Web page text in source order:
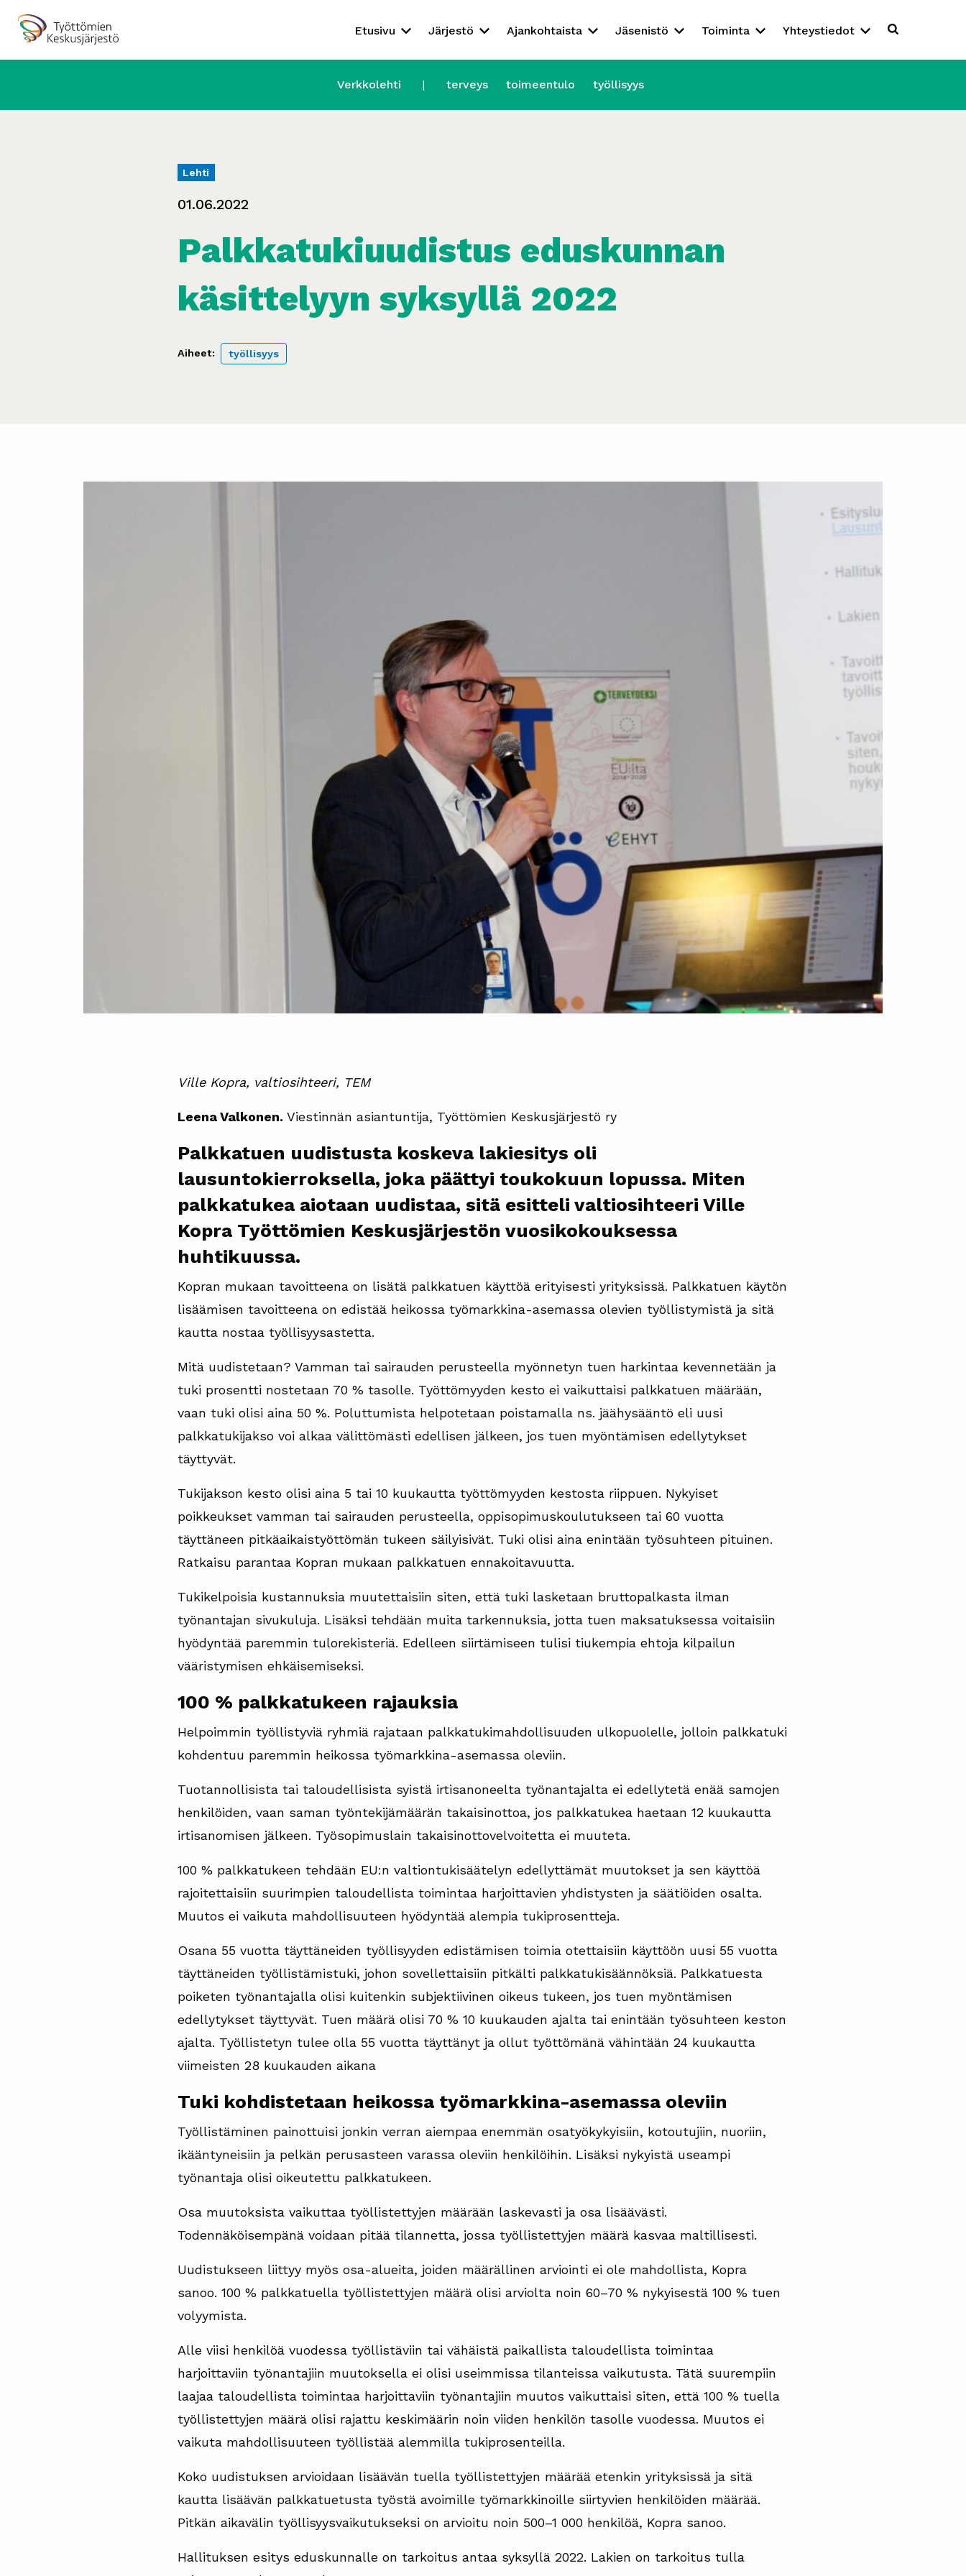
Etusivu Järjestö Ajankohtaista Jäsenistö Toiminta Yhteystiedot
Verkkolehti terveys toimeentulo työllisyys
Lehti
01.06.2022
Palkkatukiuudistus eduskunnan
käsittelyyn syksyllä 2022
Aiheet: työllisyys
Ville Kopra, valtiosihteeri, TEM
Leena Valkonen. Viestinnän asiantuntija, Työttömien Keskusjärjestö ry
Palkkatuen uudistusta koskeva lakiesitys oli
lausuntokierroksella, joka päättyi toukokuun lopussa. Miten
palkkatukea aiotaan uudistaa, sitä esitteli valtiosihteeri Ville
Kopra Työttömien Keskusjärjestön vuosikokouksessa
huhtikuussa.
Kopran mukaan tavoitteena on lisätä palkkatuen käyttöä erityisesti yrityksissä. Palkkatuen käytön
lisäämisen tavoitteena on edistää heikossa työmarkkina-asemassa olevien työllistymistä ja sitä
kautta nostaa työllisyysastetta.
Mitä uudistetaan? Vamman tai sairauden perusteella myönnetyn tuen harkintaa kevennetään ja
tuki prosentti nostetaan 70 % tasolle. Työttömyyden kesto ei vaikuttaisi palkkatuen määrään,
vaan tuki olisi aina 50 %. Poluttumista helpotetaan poistamalla ns. jäähysääntö eli uusi
palkkatukijakso voi alkaa välittömästi edellisen jälkeen, jos tuen myöntämisen edellytykset
täyttyvät.
Tukijakson kesto olisi aina 5 tai 10 kuukautta työttömyyden kestosta riippuen. Nykyiset
poikkeukset vamman tai sairauden perusteella, oppisopimuskoulutukseen tai 60 vuotta
täyttäneen pitkäaikaistyöttömän tukeen säilyisivät. Tuki olisi aina enintään työsuhteen pituinen.
Ratkaisu parantaa Kopran mukaan palkkatuen ennakoitavuutta.
Tukikelpoisia kustannuksia muutettaisiin siten, että tuki lasketaan bruttopalkasta ilman
työnantajan sivukuluja. Lisäksi tehdään muita tarkennuksia, jotta tuen maksatuksessa voitaisiin
hyödyntää paremmin tulorekisteriä. Edelleen siirtämiseen tulisi tiukempia ehtoja kilpailun
vääristymisen ehkäisemiseksi.
100 % palkkatukeen rajauksia
Helpoimmin työllistyviä ryhmiä rajataan palkkatukimahdollisuuden ulkopuolelle, jolloin palkkatuki
kohdentuu paremmin heikossa työmarkkina-asemassa oleviin.
Tuotannollisista tai taloudellisista syistä irtisanoneelta työnantajalta ei edellytetä enää samojen
henkilöiden, vaan saman työntekijämäärän takaisinottoa, jos palkkatukea haetaan 12 kuukautta
irtisanomisen jälkeen. Työsopimuslain takaisinottovelvoitetta ei muuteta.
100 % palkkatukeen tehdään EU:n valtiontukisäätelyn edellyttämät muutokset ja sen käyttöä
rajoitettaisiin suurimpien taloudellista toimintaa harjoittavien yhdistysten ja säätiöiden osalta.
Muutos ei vaikuta mahdollisuuteen hyödyntää alempia tukiprosentteja.
Osana 55 vuotta täyttäneiden työllisyyden edistämisen toimia otettaisiin käyttöön uusi 55 vuotta
täyttäneiden työllistämistuki, johon sovellettaisiin pitkälti palkkatukisäännöksiä. Palkkatuesta
poiketen työnantajalla olisi kuitenkin subjektiivinen oikeus tukeen, jos tuen myöntämisen
edellytykset täyttyvät. Tuen määrä olisi 70 % 10 kuukauden ajalta tai enintään työsuhteen keston
ajalta. Työllistetyn tulee olla 55 vuotta täyttänyt ja ollut työttömänä vähintään 24 kuukautta
viimeisten 28 kuukauden aikana
Tuki kohdistetaan heikossa työmarkkina-asemassa oleviin
Työllistäminen painottuisi jonkin verran aiempaa enemmän osatyökykyisiin, kotoutujiin, nuoriin,
ikääntyneisiin ja pelkän perusasteen varassa oleviin henkilöihin. Lisäksi nykyistä useampi
työnantaja olisi oikeutettu palkkatukeen.
Osa muutoksista vaikuttaa työllistettyjen määrään laskevasti ja osa lisäävästi.
Todennäköisempänä voidaan pitää tilannetta, jossa työllistettyjen määrä kasvaa maltillisesti.
Uudistukseen liittyy myös osa-alueita, joiden määrällinen arviointi ei ole mahdollista, Kopra
sanoo. 100 % palkkatuella työllistettyjen määrä olisi arviolta noin 60–70 % nykyisestä 100 % tuen
volyymista.
Alle viisi henkilöä vuodessa työllistäviin tai vähäistä paikallista taloudellista toimintaa
harjoittaviin työnantajiin muutoksella ei olisi useimmissa tilanteissa vaikutusta. Tätä suurempiin
laajaa taloudellista toimintaa harjoittaviin työnantajiin muutos vaikuttaisi siten, että 100 % tuella
työllistettyjen määrä olisi rajattu keskimäärin noin viiden henkilön tasolle vuodessa. Muutos ei
vaikuta mahdollisuuteen työllistää alemmilla tukiprosenteilla.
Koko uudistuksen arvioidaan lisäävän tuella työllistettyjen määrää etenkin yrityksissä ja sitä
kautta lisäävän palkkatuetusta työstä avoimille työmarkkinoille siirtyvien henkilöiden määrää.
Pitkän aikavälin työllisyysvaikutukseksi on arvioitu noin 500–1 000 henkilöä, Kopra sanoo.
Hallituksen esitys eduskunnalle on tarkoitus antaa syksyllä 2022. Lakien on tarkoitus tulla